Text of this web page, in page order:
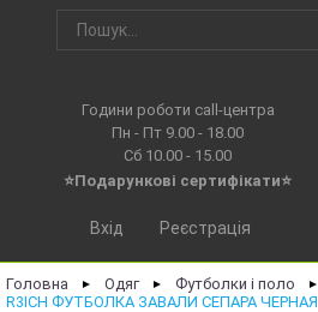
Години роботи call-центра
Пн - Пт 9.00 - 18.00
Сб 10.00 - 15.00
⭐Подарункові сертифікати⭐
Вхід Реєстрація
Головна ► Одяг ► Футболки і поло ►
R3ICH ФУТБОЛКА ЗАВАЛИ СЕПАРА ЧЕРНАЯ